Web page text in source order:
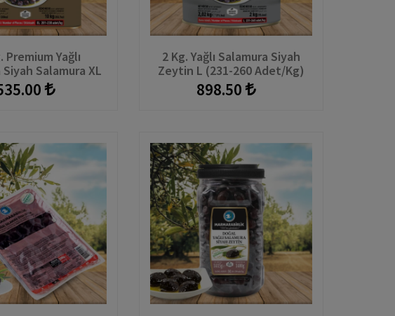
Premium Yağlı
Salamura XL
Adet/kg) Teneke
2 Kg. Yağlı Salamura Siyah
Zeytin L (231-260 Adet/kg)
Teneke
898.50